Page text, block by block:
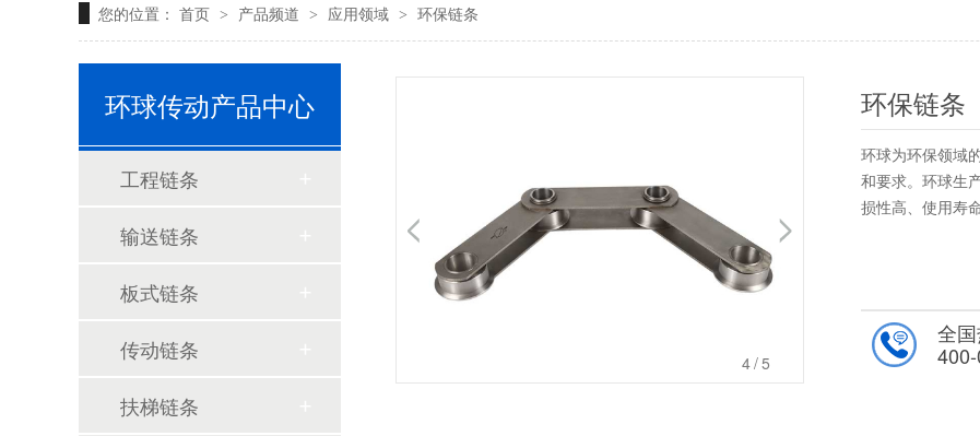
您的位置： 首页 > 产品频道 > 应用领域 > 环保链条
4/5
环保链条
环球为环保领域
和要求。环球生
损性高、使用寿
全
环球传动产品中心
工程链条
输送链条
板式链条
传动链条
扶梯链条